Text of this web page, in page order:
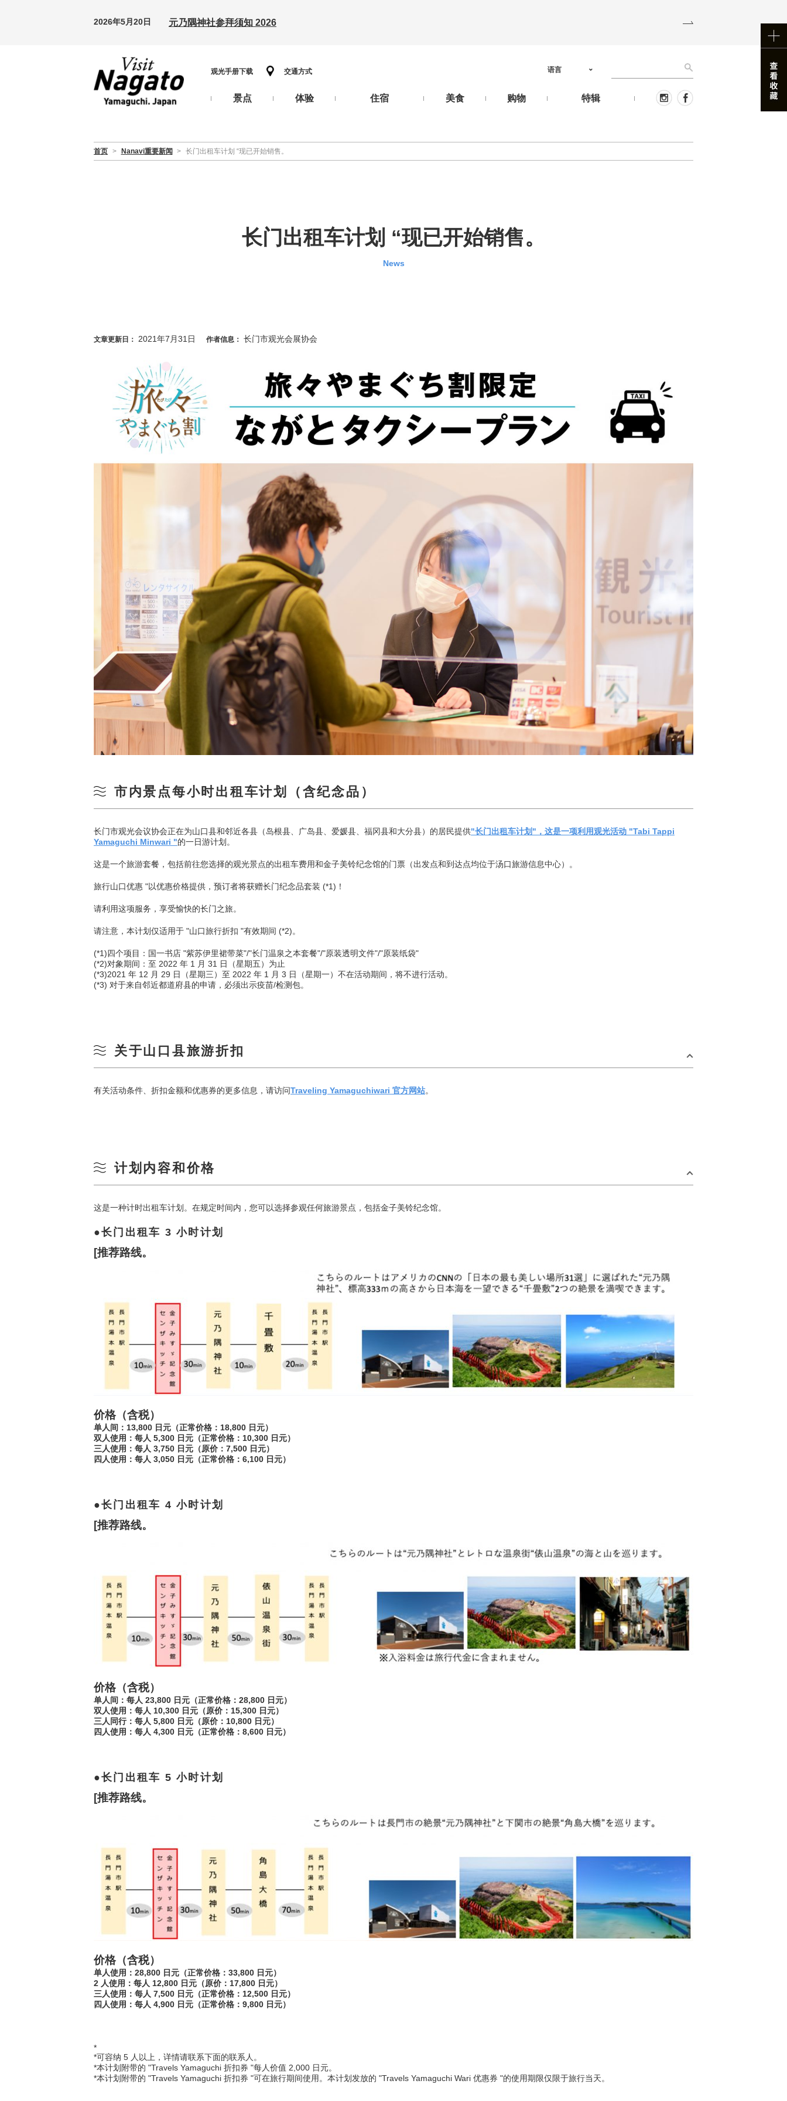
2026年5月20日 元乃隅神社参拜须知 2026
观光手册下载 交通方式
景点 体验 住宿 美食 购物 特辑
语言
首页 > Nanavi重要新闻 > 长门出租车计划 “现已开始销售。
长门出租车计划 “现已开始销售。
News
文章更新日： 2021年7月31日 作者信息： 长门市观光会展协会
市内景点每小时出租车计划（含纪念品）
长门市观光会议协会正在为山口县和邻近各县（岛根县、广岛县、爱媛县、福冈县和大分县）的居民提供"长门出租车计划"，这是一项利用观光活动 "Tabi Tappi
Yamaguchi Minwari "的一日游计划。
这是一个旅游套餐，包括前往您选择的观光景点的出租车费用和金子美铃纪念馆的门票（出发点和到达点均位于汤口旅游信息中心）。
旅行山口优惠 "以优惠价格提供，预订者将获赠长门纪念品套装 (*1)！
请利用这项服务，享受愉快的长门之旅。
请注意，本计划仅适用于 "山口旅行折扣 "有效期间 (*2)。
(*1)四个项目：国一书店 "紫苏伊里裙带菜"/"长门温泉之本套餐"/"原装透明文件"/"原装纸袋"
(*2)对象期间：至 2022 年 1 月 31 日（星期五）为止
(*3)2021 年 12 月 29 日（星期三）至 2022 年 1 月 3 日（星期一）不在活动期间，将不进行活动。
(*3) 对于来自邻近都道府县的申请，必须出示疫苗/检测包。
关于山口县旅游折扣
有关活动条件、折扣金额和优惠券的更多信息，请访问Traveling Yamaguchiwari 官方网站。
计划内容和价格
这是一种计时出租车计划。在规定时间内，您可以选择参观任何旅游景点，包括金子美铃纪念馆。
长门出租车 3 小时计划
[推荐路线。
价格（含税）
单人间：13,800 日元（正常价格：18,800 日元）
双人使用：每人 5,300 日元（正常价格：10,300 日元）
三人使用：每人 3,750 日元（原价：7,500 日元）
四人使用：每人 3,050 日元（正常价格：6,100 日元）
长门出租车 4 小时计划
[推荐路线。
价格（含税）
单人间：每人 23,800 日元（正常价格：28,800 日元）
双人使用：每人 10,300 日元（原价：15,300 日元）
三人同行：每人 5,800 日元（原价：10,800 日元）
四人使用：每人 4,300 日元（正常价格：8,600 日元）
长门出租车 5 小时计划
[推荐路线。
价格（含税）
单人使用：28,800 日元（正常价格：33,800 日元）
2 人使用：每人 12,800 日元（原价：17,800 日元）
三人使用：每人 7,500 日元（正常价格：12,500 日元）
四人使用：每人 4,900 日元（正常价格：9,800 日元）
*
*可容纳 5 人以上，详情请联系下面的联系人。
*本计划附带的 "Travels Yamaguchi 折扣券 "每人价值 2,000 日元。
*本计划附带的 "Travels Yamaguchi 折扣券 "可在旅行期间使用。本计划发放的 "Travels Yamaguchi Wari 优惠券 "的使用期限仅限于旅行当天。